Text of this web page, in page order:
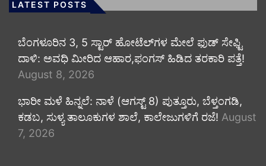
LATEST POSTS
​ಬೆಂಗಳೂರಿನ 3, 5 ಸ್ಟಾರ್ ಹೋಟೆಲ್‌ಗಳ ಮೇಲೆ ಫುಡ್ ಸೇಫ್ಟಿ
ದಾಳಿ: ಅವಧಿ ಮೀರಿದ ಆಹಾರ,ಫಂಗಸ್ ಹಿಡಿದ ತರಕಾರಿ ಪತ್ತೆ!
August 8, 2026
​ಭಾರೀ ಮಳೆ ಹಿನ್ನಲೆ: ನಾಳೆ (ಆಗಸ್ಟ್ 8) ಪುತ್ತೂರು, ಬೆಳ್ತಂಗಡಿ,
ಕಡಬ, ಸುಳ್ಯ ತಾಲೂಕುಗಳ ಶಾಲೆ, ಕಾಲೇಜುಗಳಿಗೆ ರಜೆ! August
7, 2026